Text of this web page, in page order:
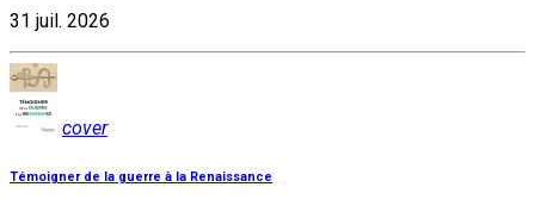
31 juil. 2026
cover
Témoigner de la guerre à la Renaissance